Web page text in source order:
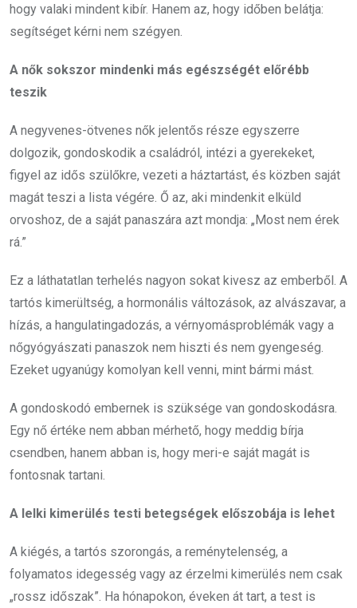
hogy valaki mindent kibír. Hanem az, hogy időben belátja:
segítséget kérni nem szégyen.
A nők sokszor mindenki más egészségét előrébb
teszik
A negyvenes-ötvenes nők jelentős része egyszerre
dolgozik, gondoskodik a családról, intézi a gyerekeket,
figyel az idős szülőkre, vezeti a háztartást, és közben saját
magát teszi a lista végére. Ő az, aki mindenkit elküld
orvoshoz, de a saját panaszára azt mondja: „Most nem érek
rá.”
Ez a láthatatlan terhelés nagyon sokat kivesz az emberből. A
tartós kimerültség, a hormonális változások, az alvászavar, a
hízás, a hangulatingadozás, a vérnyomásproblémák vagy a
nőgyógyászati panaszok nem hiszti és nem gyengeség.
Ezeket ugyanúgy komolyan kell venni, mint bármi mást.
A gondoskodó embernek is szüksége van gondoskodásra.
Egy nő értéke nem abban mérhető, hogy meddig bírja
csendben, hanem abban is, hogy meri-e saját magát is
fontosnak tartani.
A lelki kimerülés testi betegségek előszobája is lehet
A kiégés, a tartós szorongás, a reménytelenség, a
folyamatos idegesség vagy az érzelmi kimerülés nem csak
„rossz időszak”. Ha hónapokon, éveken át tart, a test is